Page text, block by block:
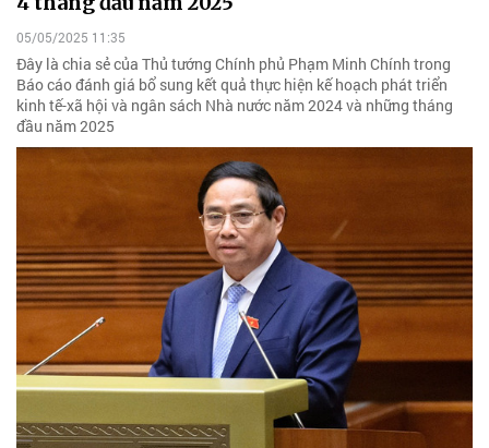
05/05/2025 11:35
Đây là chia sẻ của Thủ tướng Chính phủ Phạm Minh Chính trong
Báo cáo đánh giá bổ sung kết quả thực hiện kế hoạch phát triển
kinh tế-xã hội và ngân sách Nhà nước năm 2024 và những tháng
đầu năm 2025